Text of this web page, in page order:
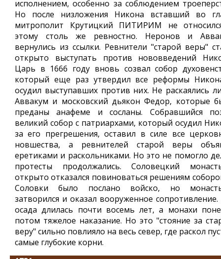
исполнением, особенно за соблюдением
Но после низложения Никона вставший во
митрополит Крутицкий ПИТИРИМ не
этому столь же ревностно. Неронов и
вернулись из ссылки. Ревнители "старой веры"
открыто выступать против нововведений
Царь в 1666 году вновь созвал собор
который еще раз утвердил все реформы
осудил выступавших против них. Не раскаялись
Аввакум и московский дьякон Федор, которые
преданы анафеме и сосланы. Собравшийся
великий собор с патриархами, который осудил
за его прегрешения, оставил в силе все
новшества, а ревнителей старой веры
еретиками и раскольниками. Но это не помогло
протесты продолжались. Соловецкий
открыто отказался повиноваться решениям
Соловки было послано войско, но
затворился и оказал вооруженное сопротивление.
осада длилась почти восемь лет, а монахи
потом тяжелое наказание. Но это "стояние за
веру" сильно повлияло на весь север, где раскол
самые глубокие корни.